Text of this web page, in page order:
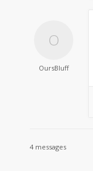
OursBluff
4 messages